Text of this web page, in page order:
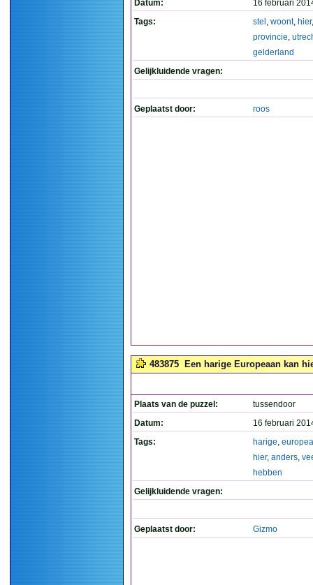
Datum:
16 februari
Tags:
stel , woont, hier
provincie,
gelderland
Gelijkluidende vragen:
Geplaatst door: roos
483875 Een harige Europeaan kan
Plaats van de puzzel:
tussendoor
Datum:
16 februari
Tags:
harige,
hier, anders,
hebben
Gelijkluidende vragen:
Geplaatst door: Gizmo